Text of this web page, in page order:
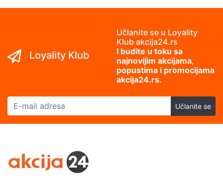
Loyality Klub
Učlanite se u Loyality
Klub akcija24.rs
I budite u toku sa
najnovijim akcijama,
popustima i promocijama
akcija24.rs.
E-mail adresa
Učlanite se